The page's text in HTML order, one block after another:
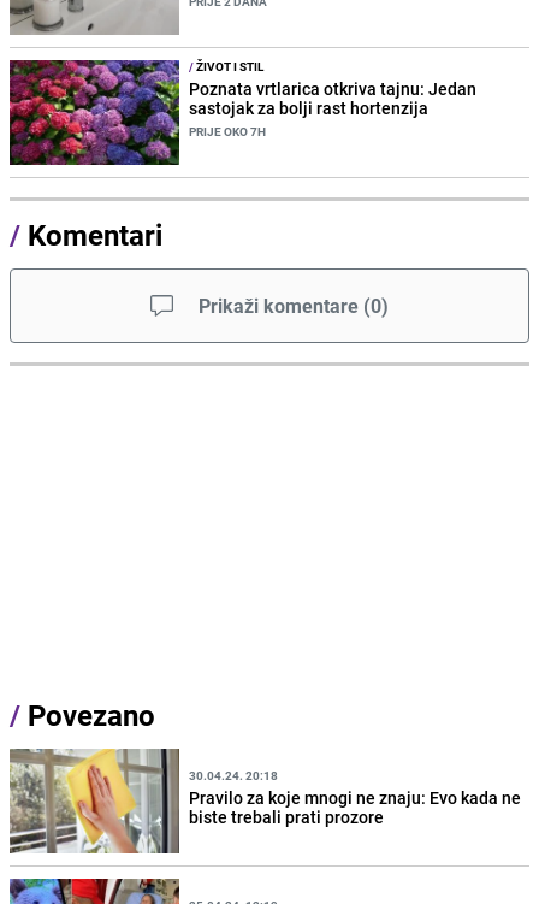
/ŽIVOT I STIL
Poznata vrtlarica otkriva tajnu: Jedan
sastojak za bolji rast hortenzija
PRIJE OKO 7H
/ Komentari
Prikaži komentare (0)
/ Povezano
30.04.24. 20:18
Pravilo za koje mnogi ne znaju: Evo kada ne
biste trebali prati prozore